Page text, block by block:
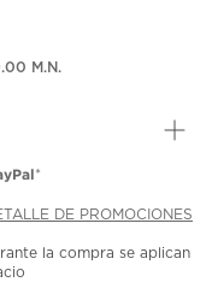
M.N.
*
DE PROMOCIONES
la compra se aplican